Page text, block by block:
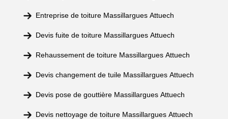
Entreprise de toiture Massillargues Attuech
Devis fuite de toiture Massillargues Attuech
Rehaussement de toiture Massillargues Attuech
Devis changement de tuile Massillargues Attuech
Devis pose de gouttière Massillargues Attuech
Devis nettoyage de toiture Massillargues Attuech